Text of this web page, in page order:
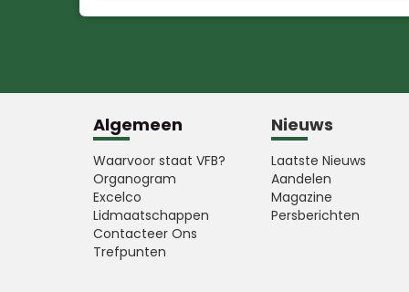
Algemeen
Waarvoor staat VFB?
Organogram
Excelco
Lidmaatschappen
Contacteer Ons
Trefpunten
Nieuws
Laatste Nieuws
Aandelen
Magazine
Persberichten